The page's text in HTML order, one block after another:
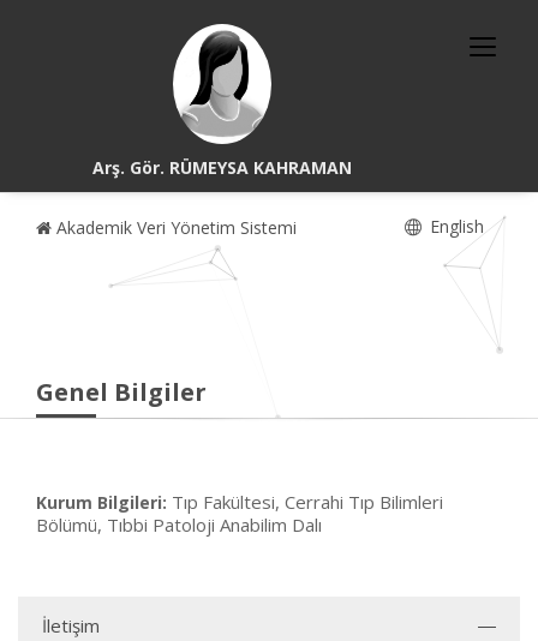
Arş. Gör. RÜMEYSA KAHRAMAN
Akademik Veri Yönetim Sistemi English
Genel Bilgiler
Kurum Bilgileri: Tıp Fakültesi, Cerrahi Tıp Bilimleri
Bölümü, Tıbbi Patoloji Anabilim Dalı
İletişim